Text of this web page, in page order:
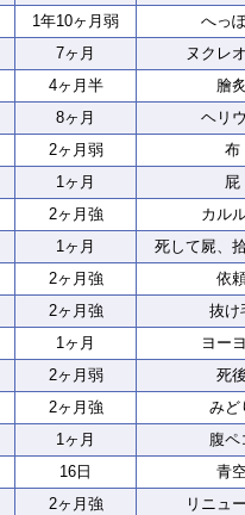
1年10ヶ月弱 へっ
7ヶ月 ヌクレ
4ヶ月半 膾
8ヶ月 ヘリ
2ヶ月弱 布
1ヶ月 屁
2ヶ月強 カル
1ヶ月 死して屍、
2ヶ月強 依
2ヶ月強 抜け
1ヶ月 ヨー
2ヶ月弱 死
2ヶ月強 みど
1ヶ月 腹ペ
16日 青
2ヶ月強 リニュ